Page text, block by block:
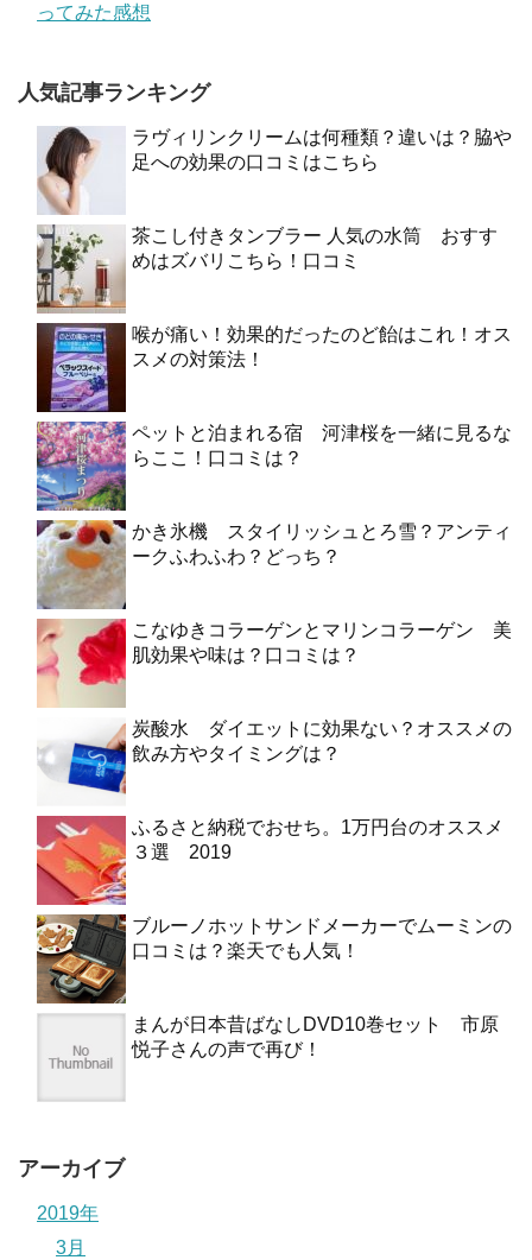
ってみた感想
人気記事ランキング
ラヴィリンクリームは何種類？違いは？脇や
足への効果の口コミはこちら
茶こし付きタンブラー 人気の水筒 おすす
めはズバリこちら！口コミ
喉が痛い！効果的だったのど飴はこれ！オス
スメの対策法！
ペットと泊まれる宿 河津桜を一緒に見るな
らここ！口コミは？
かき氷機 スタイリッシュとろ雪？アンティ
ークふわふわ？どっち？
こなゆきコラーゲンとマリンコラーゲン 美
肌効果や味は？口コミは？
炭酸水 ダイエットに効果ない？オススメの
飲み方やタイミングは？
ふるさと納税でおせち。1万円台のオススメ
３選 2019
ブルーノホットサンドメーカーでムーミンの
口コミは？楽天でも人気！
まんが日本昔ばなしDVD10巻セット 市原
悦子さんの声で再び！
アーカイブ
2019年
3月